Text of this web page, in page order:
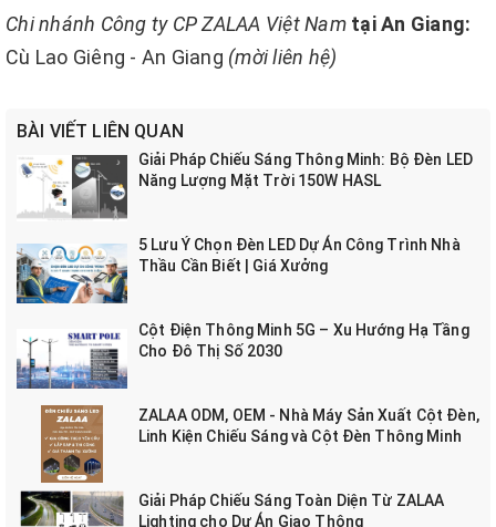
Chi nhánh Công ty CP ZALAA Việt Namtại An Giang:
Cù Lao Giêng - An Giang (mời liên hệ)
BÀI VIẾT LIÊN QUAN
Giải Pháp Chiếu Sáng Thông Minh: Bộ Đèn LED
Năng Lượng Mặt Trời 150W HASL
5 Lưu Ý Chọn Đèn LED Dự Án Công Trình Nhà
Thầu Cần Biết | Giá Xưởng
Cột Điện Thông Minh 5G – Xu Hướng Hạ Tầng
Cho Đô Thị Số 2030
ZALAA ODM, OEM - Nhà Máy Sản Xuất Cột Đèn,
Linh Kiện Chiếu Sáng và Cột Đèn Thông Minh
Giải Pháp Chiếu Sáng Toàn Diện Từ ZALAA
Lighting cho Dự Án Giao Thông